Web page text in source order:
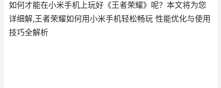
如何才能在小米手机上玩好《王者荣耀》呢？本文将为您
详细解,王者荣耀如何用小米手机轻松畅玩 性能优化与使用
技巧全解析